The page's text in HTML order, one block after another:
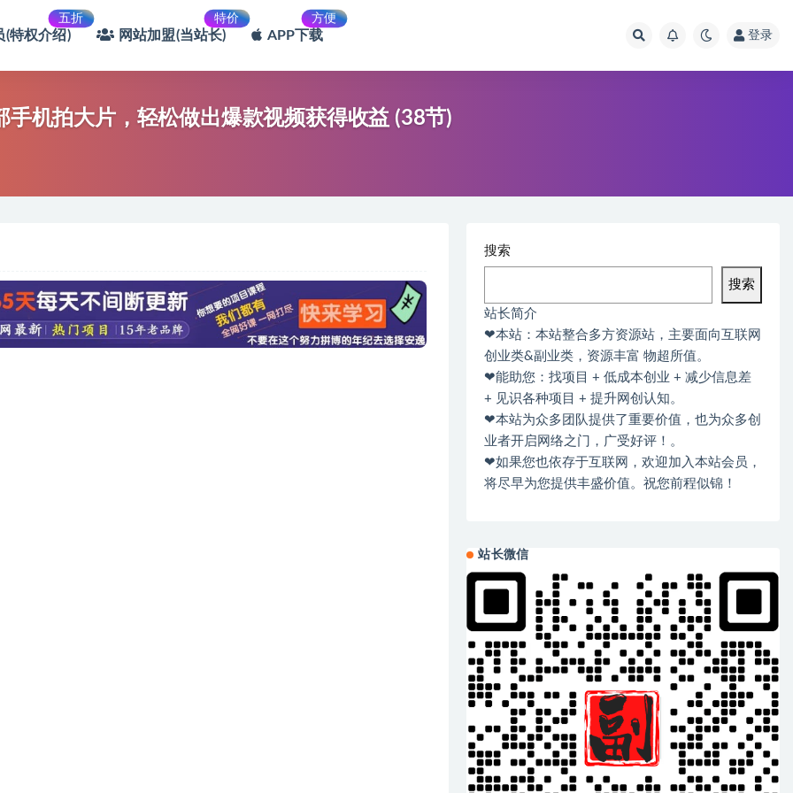
(特权介绍)
五折
网站加盟(当站长)
特价
APP下载
方便
登录
机拍大片，轻松做出爆款视频获得收益 (38节)
搜索
搜索
站长简介
❤本站：本站整合多方资源站，主要面向互联网
创业类&副业类，资源丰富 物超所值。
❤能助您：找项目 + 低成本创业 + 减少信息差
+ 见识各种项目 + 提升网创认知。
❤本站为众多团队提供了重要价值，也为众多创
业者开启网络之门，广受好评！。
❤如果您也依存于互联网，欢迎加入本站会员，
将尽早为您提供丰盛价值。祝您前程似锦！
站长微信